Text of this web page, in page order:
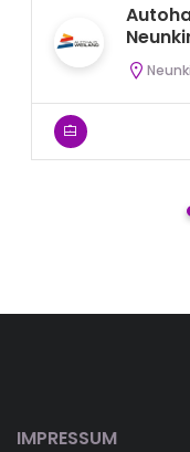
IMPRESSUM